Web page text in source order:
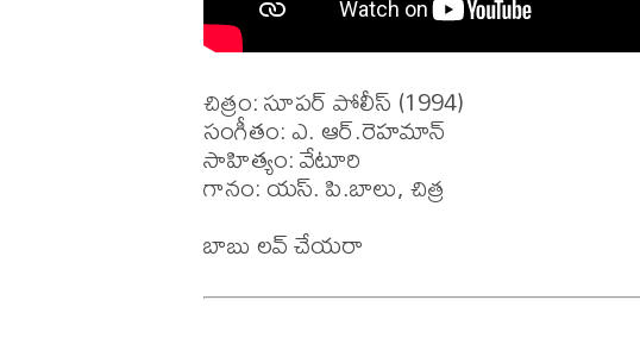
చిత్రం: సూపర్ పోలీస్ (1994)
సంగీతం: ఎ. ఆర్.రెహమాన్
సాహిత్యం: వేటూరి
గానం: యస్. పి.బాలు, చిత్ర